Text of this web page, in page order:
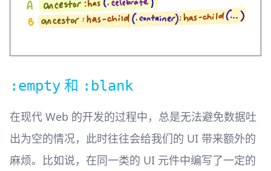
:empty 和 :blank
在现代 Web 的开发的过程中，总是无法避免数据吐
出为空的情况，此时往往会给我们的 UI 带来额外的
麻烦。比如说，在同一类的 UI 元件中编写了一定的